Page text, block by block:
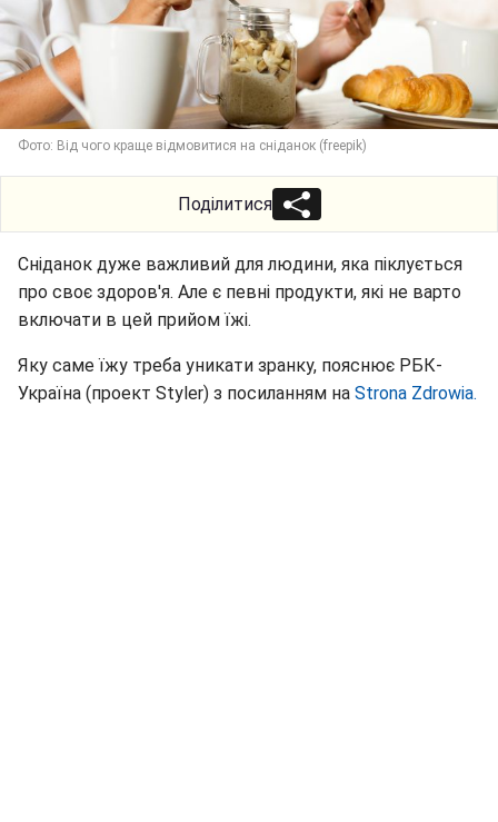
Фото: Від чого краще відмовитися на сніданок (freepik)
Поділитися
Сніданок дуже важливий для людини, яка піклується
про своє здоров'я. Але є певні продукти, які не варто
включати в цей прийом їжі.
Яку саме їжу треба уникати зранку, пояснює РБК-
Україна (проект Styler) з посиланням на Strona Zdrowia.